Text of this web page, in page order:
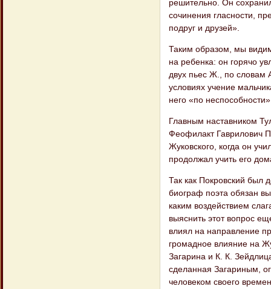
решительно. Он
сочинения гласности,
подруг и друзей».
Таким образом, мы
на ребенка: он горячо
двух пьес Ж., по словам
условиях учение
него «по
Главным наставником
Феофилакт Гаврилович
Жуковского, когда он
продолжал учить его
Так как Покровский был
биограф поэта обязан
каким воздействием
выяснить этот вопрос
влиял на направление
громадное влияние на
Загарина и К. К.
сделанная Загариным,
человеком своего